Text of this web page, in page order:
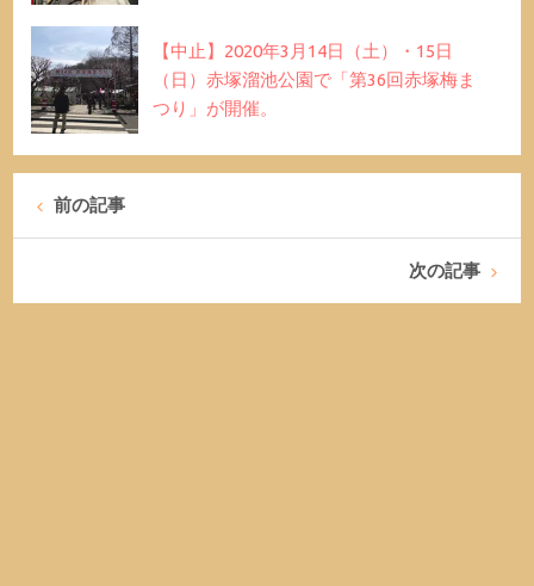
【中止】2020年3月14日（土）・15日
（日）赤塚溜池公園で「第36回赤塚梅ま
つり」が開催。
前の記事
次の記事